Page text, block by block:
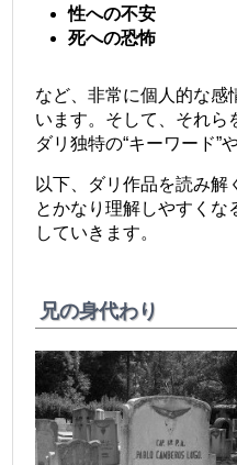
性への不安
死への恐怖
など、非常に個人的な感
います。そして、それら
ダリ独特の“キーワード”
以下、ダリ作品を読み解
とかなり理解しやすくな
していきます。
兄の身代わり